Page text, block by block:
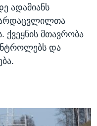
ადამიანს
ქვეყნის მთავრობა
და